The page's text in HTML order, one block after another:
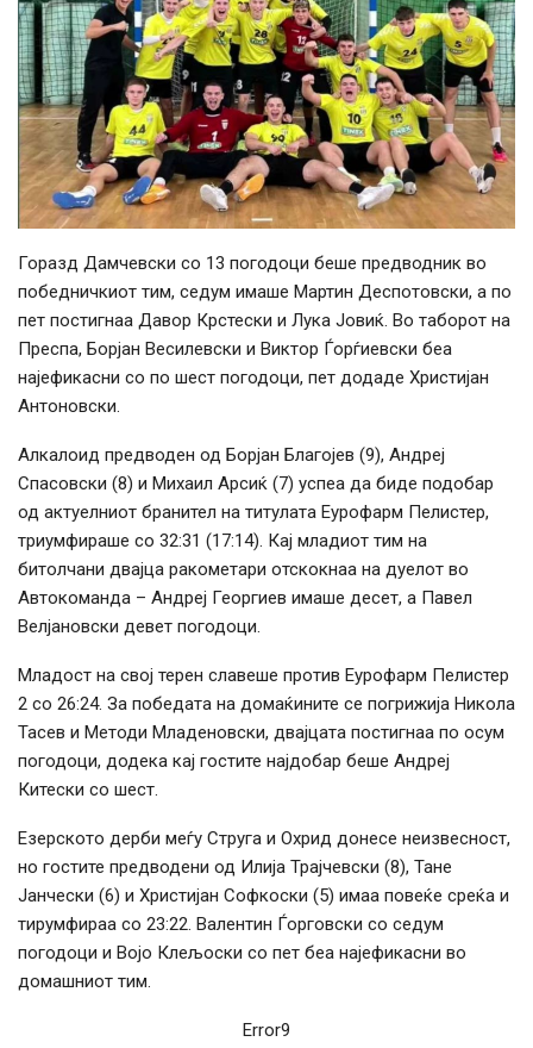
Горазд Дамчевски со 13 погодоци беше предводник во
победничкиот тим, седум имаше Мартин Деспотовски, а по
пет постигнаа Давор Крстески и Лука Јовиќ. Во таборот на
Преспа, Борјан Весилевски и Виктор Ѓорѓиевски беа
најефикасни со по шест погодоци, пет додаде Христијан
Антоновски.
Алкалоид предводен од Борјан Благојев (9), Андреј
Спасовски (8) и Михаил Арсиќ (7) успеа да биде подобар
од актуелниот бранител на титулата Еурофарм Пелистер,
триумфираше со 32:31 (17:14). Кај младиот тим на
битолчани двајца ракометари отскокнаа на дуелот во
Автокоманда – Андреј Георгиев имаше десет, а Павел
Велјановски девет погодоци.
Младост на свој терен славеше против Еурофарм Пелистер
2 со 26:24. За победата на домаќините се погрижија Никола
Тасев и Методи Младеновски, двајцата постигнаа по осум
погодоци, додека кај гостите најдобар беше Андреј
Китески со шест.
Езерското дерби меѓу Струга и Охрид донесе неизвесност,
но гостите предводени од Илија Трајчевски (8), Тане
Јанчески (6) и Христијан Софкоски (5) имаа повеќе среќа и
тирумфираа со 23:22. Валентин Ѓорговски со седум
погодоци и Војо Клељоски со пет беа најефикасни во
домашниот тим.
Error9